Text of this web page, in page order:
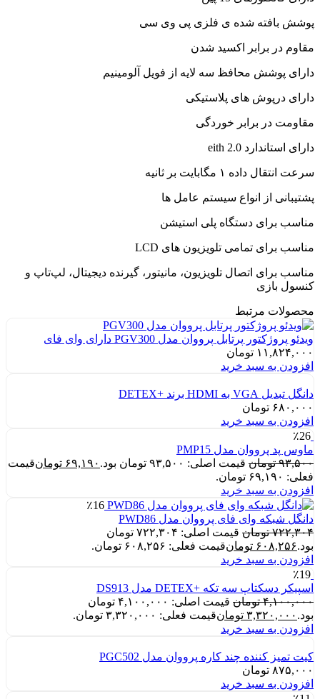
پوشش بافته شده ی فلزی پی وی سی
مقاوم در برابر اکسید شدن
دارای پوشش محافظ سه لایه از فویل آلومینیم
دارای درپوش های پلاستیکی
مقاومت در برابر خوردگی
دارای استاندارد eith 2.0
سرعت انتقال داده ۱ مگابایت بر ثانیه
پشتیبانی از انواع سیستم عامل ها
مناسب برای دستگاه پلی استیشن
مناسب برای تمامی تلویزیون های LCD
مناسب برای اتصال تلویزیون، مانیتور، گیرنده دیجیتال، لپ‌تاپ و
کنسول بازی
محصولات مرتبط
ویدئو پروژکتور پرتابل پرووان مدل PGV300 دارای وای فای
۱۱,۸۲۴,۰۰۰ تومان
افزودن به سبد خرید
دانگل تبدیل VGA به HDMI برند +DETEX
۶۸۰,۰۰۰ تومان
افزودن به سبد خرید
٪26
ماوس پد پرووان مدل PMP15
۹۳,۵۰۰ تومان قیمت اصلی: ۹۳,۵۰۰ تومان بود. ۶۹,۱۹۰ تومانقیمت
فعلی: ۶۹,۱۹۰ تومان.
افزودن به سبد خرید
٪16
دانگل شبکه وای فای پرووان مدل PWD86
۷۲۲,۳۰۴ تومان
قیمت اصلی: ۷۲۲,۳۰۴ تومان
بود.۶۰۸,۲۵۶ تومانقیمت فعلی: ۶۰۸,۲۵۶ تومان.
افزودن به سبد خرید
٪19
اسپیکر دسکتاپ سه تکه +DETEX مدل DS913
۴,۱۰۰,۰۰۰ تومان
قیمت اصلی: ۴,۱۰۰,۰۰۰ تومان
بود. ۳,۳۲۰,۰۰۰ تومانقیمت فعلی: ۳,۳۲۰,۰۰۰ تومان.
افزودن به سبد خرید
کیت تمیز کننده چند کاره پرووان مدل PGC502
۸۷۵,۰۰۰ تومان
افزودن به سبد خرید